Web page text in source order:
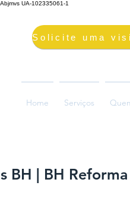
UA-102335061-1
Home Serviços
BH | BH